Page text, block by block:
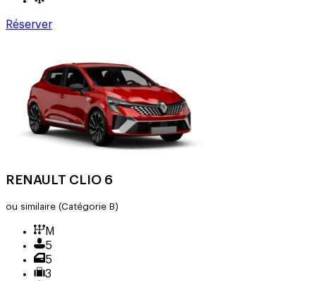
Réserver
RENAULT CLIO 6
ou similaire (Catégorie B)
M
5
5
3